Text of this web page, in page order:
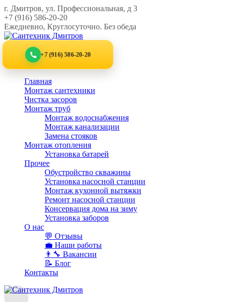
Перейти
к
контенту
г. Дмитров, ул. Профессиональная, д 3
+7 (916) 586-20-20
Ежедневно, Круглосуточно. Без обеда
+7 (916) 586-20-20
Главная
Монтаж сантехники
Чистка засоров
Монтаж труб
Монтаж водоснабжения
Монтаж канализации
Замена стояков
Монтаж отопления
Установка батарей
Прочее
Обустройство скважины
Установка насосной станции
Монтаж кухонной вытяжки
Ремонт насосной станции
Консервация дома на зиму
Установка заборов
О наc
💬 Отзывы
💼 Наши работы
👨‍🔧 Вакансии
📝 Блог
Контакты